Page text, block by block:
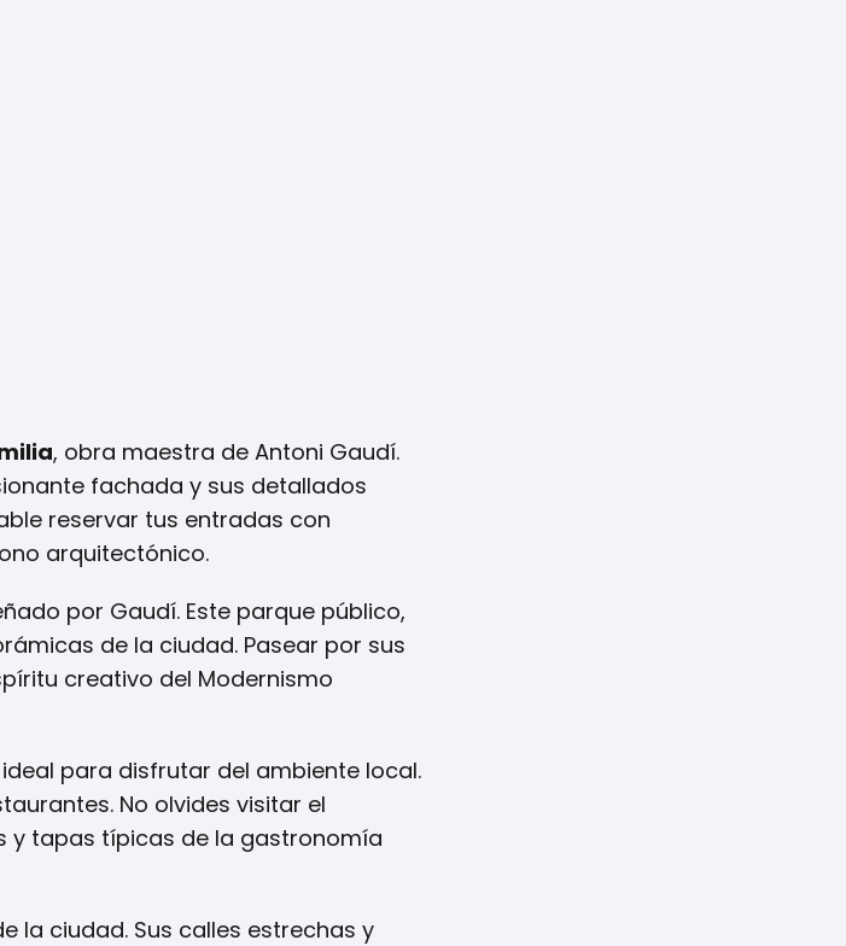
, obra maestra de Antoni Gaudí.
fachada y sus detallados
reservar tus entradas con
arquitectónico.
por Gaudí. Este parque público,
de la ciudad. Pasear por sus
creativo del Modernismo
para disfrutar del ambiente local.
No olvides visitar el
y tapas típicas de la gastronomía
la ciudad. Sus calles estrechas y